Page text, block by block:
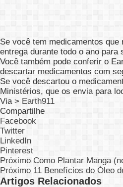
Se você tem medicamentos
entrega durante todo o ano
Você também pode conferir o
descartar medicamentos com
Se você descartou o
Ministérios, que os envia para
Via > Earth911
Compartilhe
Facebook
Twitter
LinkedIn
Pinterest
Próximo Como Plantar Manga
Próximo 11 Benefícios do Óleo
Artigos Relacionados